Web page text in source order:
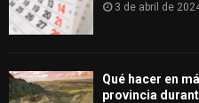
3 de abril de
Qué hacer en
provincia